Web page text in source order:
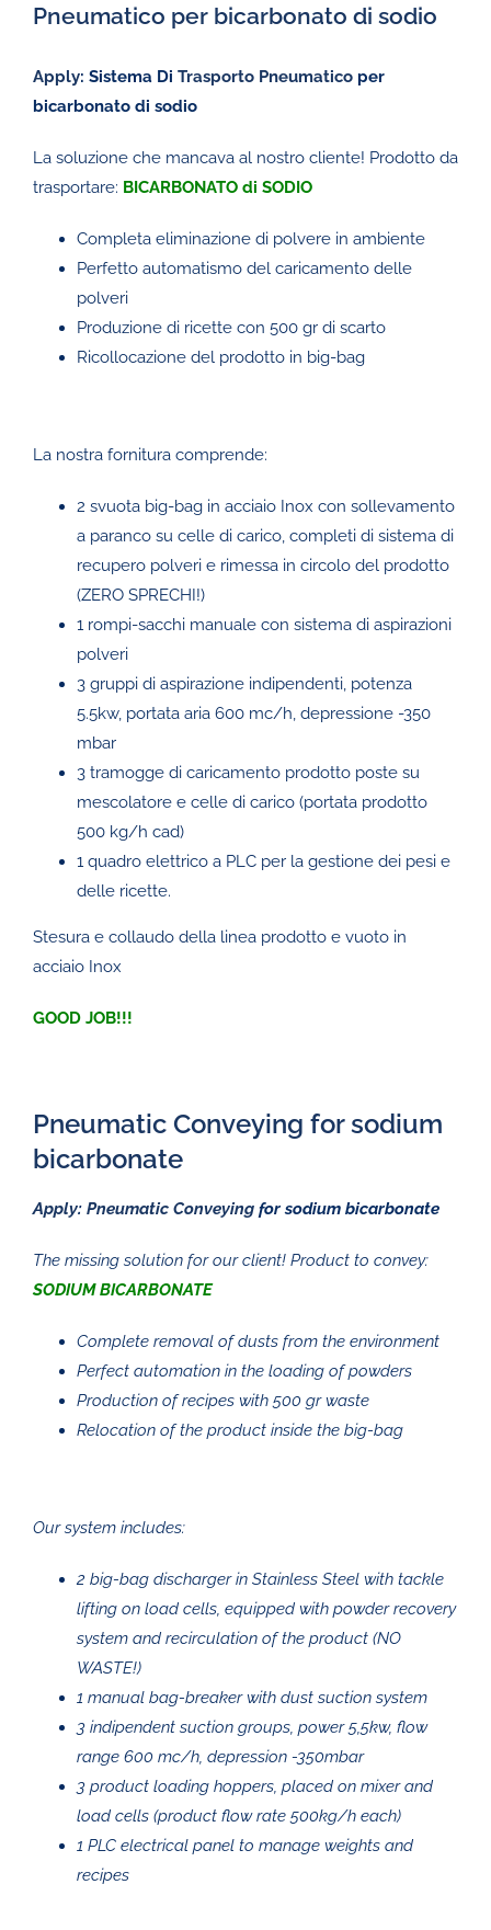
Pneumatico per bicarbonato di sodio
Apply: Sistema Di Trasporto Pneumatico per
bicarbonato di sodio
La soluzione che mancava al nostro cliente! Prodotto da
trasportare: BICARBONATO di SODIO
Completa eliminazione di polvere in ambiente
Perfetto automatismo del caricamento delle
polveri
Produzione di ricette con 500 gr di scarto
Ricollocazione del prodotto in big-bag
La nostra fornitura comprende:
2 svuota big-bag in acciaio Inox con sollevamento
a paranco su celle di carico, completi di sistema di
recupero polveri e rimessa in circolo del prodotto
(ZERO SPRECHI!)
1 rompi-sacchi manuale con sistema di aspirazioni
polveri
3 gruppi di aspirazione indipendenti, potenza
5.5kw, portata aria 600 mc/h, depressione -350
mbar
3 tramogge di caricamento prodotto poste su
mescolatore e celle di carico (portata prodotto
500 kg/h cad)
1 quadro elettrico a PLC per la gestione dei pesi e
delle ricette.
Stesura e collaudo della linea prodotto e vuoto in
acciaio Inox
GOOD JOB!!!
Pneumatic Conveying for sodium
bicarbonate
Apply: Pneumatic Conveying for sodium bicarbonate
The missing solution for our client! Product to convey:
SODIUM BICARBONATE
Complete removal of dusts from the environment
Perfect automation in the loading of powders
Production of recipes with 500 gr waste
Relocation of the product inside the big-bag
Our system includes:
2 big-bag discharger in Stainless Steel with tackle
lifting on load cells, equipped with powder recovery
system and recirculation of the product (NO
WASTE!)
1 manual bag-breaker with dust suction system
3 indipendent suction groups, power 5,5kw, flow
range 600 mc/h, depression -350mbar
3 product loading hoppers, placed on mixer and
load cells (product flow rate 500kg/h each)
1 PLC electrical panel to manage weights and
recipes